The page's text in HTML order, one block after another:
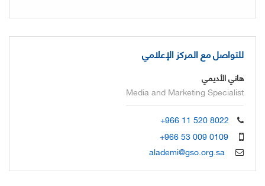
للتواصل مع المركز الإعلامي
هاني الأديمي
Media and Marketing Specialist
+966 11 520 8022
+966 53 009 0109
alademi@gso.org.sa